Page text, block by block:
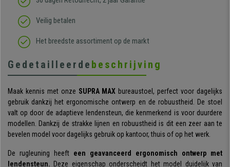
Veilig betalen
Het breedste assortiment op de markt
Gedetailleerde beschrijving
Maak kennis met onze SUPRA MAX bureaustoel, perfect voor dagelijks
gebruik dankzij het ergonomische ontwerp en de robuustheid. De stoel
valt op door de adaptieve lendensteun, die kenmerkend is voor duurdere
modellen. Dankzij de strakke lijnen en robuustheid is dit een zeer aan te
bevelen model voor dagelijks gebruik op kantoor, thuis of op het werk.
De rugleuning heeft een geavanceerd ergonomisch ontwerp met
lendensteun. Deze eigenschap onderscheidt het model duidelijk van